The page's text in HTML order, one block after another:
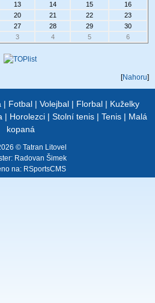
13 14 15
16
20 21 22
23
27 28 29
30
3 4 5 6
[Nahoru]
| Fotbal | Volejbal | Florbal | Kuželky
| Horolezci| Stolní tenis| Tenis| Malá
kopaná
© Tatran Litovel
Radovan Šimek
na: RSportsCMS